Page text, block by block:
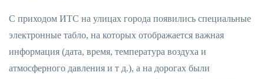
С приходом ИТС на улицах города появились специальные
электронные табло, на которых отображается важная
информация (дата, время, температура воздуха и
атмосферного давления и т д.), а на дорогах были